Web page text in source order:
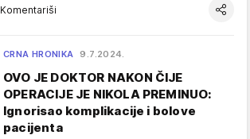
Komentariši
CRNA HRONIKA 9.7.2024.
OVO JE DOKTOR NAKON ČIJE
OPERACIJE JE NIKOLA PREMINUO:
Ignorisao komplikacije i bolove
pacijenta